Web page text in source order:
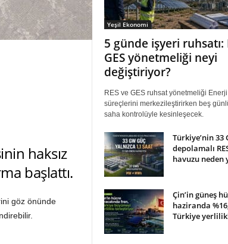
haksız
başlattı.
göz önünde
Yeşil Ekonomi
5 günde işyeri ruhsatı:
GES yönetmeliği neyi
değiştiriyor?
RES ve GES ruhsat yönetmeliği Enerji
süreçlerini merkezileştirirken beş
saha kontrolüyle kesinleşecek.
Türkiye’nin 33
depolamalı
havuzu neden
Çin’in güneş
haziranda
Türkiye